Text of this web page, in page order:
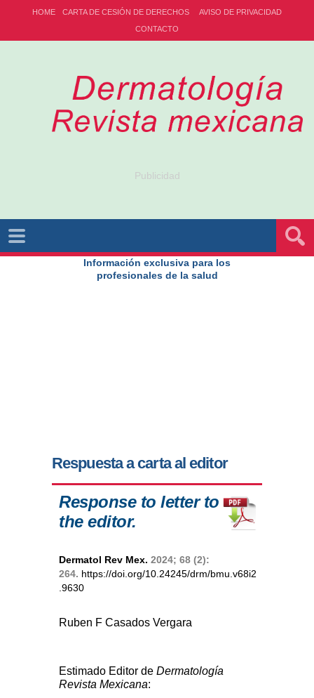
HOME CARTA DE CESIÓN DE DERECHOS
AVISO DE PRIVACIDAD
CONTACTO
Publicidad
Información exclusiva para los
profesionales de la salud
Respuesta a carta al editor
Response to letter to
the editor.
Dermatol Rev Mex. 2024; 68 (2):
264. https://doi.org/10.24245/drm/bmu.v68i2
.9630
Ruben F Casados Vergara
Estimado Editor de Dermatología
Revista Mexicana: